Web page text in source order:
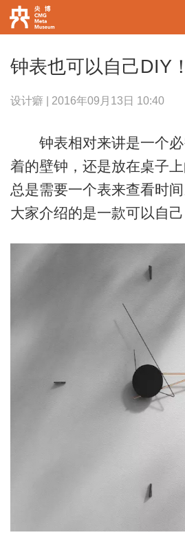
钟表也可以自己DIY！
设计癖 | 2016年09月13日 10:40
钟表相对来讲是一个必
着的壁钟，还是放在桌子
总是需要一个表来查看时
大家介绍的是一款可以自己